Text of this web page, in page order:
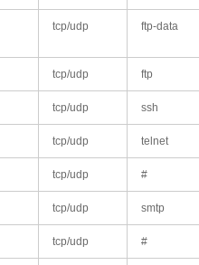
tcp/udp ftp-data
tcp/udp ftp
tcp/udp ssh
tcp/udp telnet
tcp/udp #
tcp/udp smtp
tcp/udp #